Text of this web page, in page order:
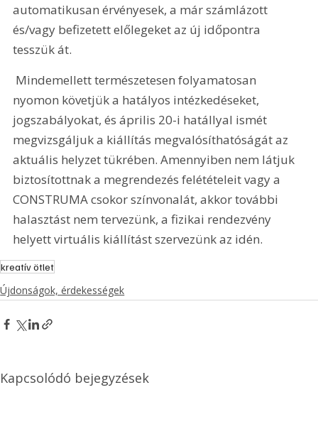
automatikusan érvényesek, a már számlázott
és/vagy befizetett előlegeket az új időpontra
tesszük át.
nyomon követjük a hatályos intézkedéseket,
jogszabályokat, és április 20-i hatállyal ismét
megvizsgáljuk a kiállítás megvalósíthatóságát az
aktuális helyzet tükrében. Amennyiben nem látjuk
biztosítottnak a megrendezés felétételeit vagy a
CONSTRUMA csokor színvonalát, akkor további
halasztást nem tervezünk, a fizikai rendezvény
helyett virtuális kiállítást szervezünk az idén.
kreatív ötlet
Újdonságok, érdekességek
Kapcsolódó bejegyzések